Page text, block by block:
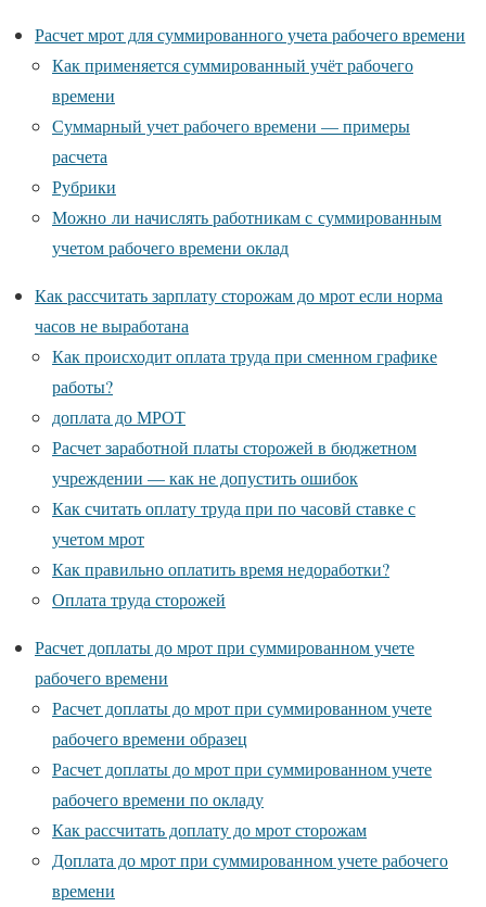
Расчет мрот для суммированного учета рабочего времени
Как применяется суммированный учёт рабочего
времени
Суммарный учет рабочего времени — примеры
расчета
Рубрики
Можно ли начислять работникам с суммированным
учетом рабочего времени оклад
Как рассчитать зарплату сторожам до мрот если норма
часов не выработана
Как происходит оплата труда при сменном графике
работы?
доплата до МРОТ
Расчет заработной платы сторожей в бюджетном
учреждении — как не допустить ошибок
Как считать оплату труда при по часовй ставке с
учетом мрот
Как правильно оплатить время недоработки?
Оплата труда сторожей
Расчет доплаты до мрот при суммированном учете
рабочего времени
Расчет доплаты до мрот при суммированном учете
рабочего времени образец
Расчет доплаты до мрот при суммированном учете
рабочего времени по окладу
Как рассчитать доплату до мрот сторожам
Доплата до мрот при суммированном учете рабочего
времени